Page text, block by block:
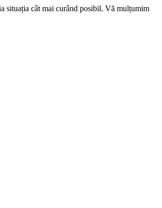
situația cât mai curând posibil. Vă mulțumim